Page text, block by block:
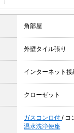
角部屋
外壁タイル張り
インターネット接
クローゼット
ガスコンロ付 / コ
温水洗浄便座